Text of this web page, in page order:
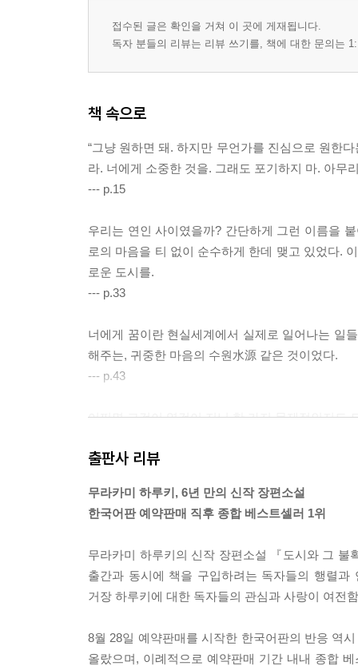
접수된 글은 확인을 거쳐 이 곳에 게재됩니다.
독자 분들의 리뷰는 리뷰 쓰기를, 책에 대한 문의는
책 속으로
“그냥 원하면 돼. 하지만 무언가를 진심으로 원한
라. 너에게 소중한 것을. 그래도 포기하지 마. 아무
--- p.15
우리는 연인 사이였을까? 간단하게 그런 이름을
로의 마음을 티 없이 순수하게 한데 맺고 있었다.
로운 도시를.
--- p.33
너에게 꿈이란 현실세계에서 실제로 일어나는 일
해주는, 귀중한 마음의 수원水源 같은 것이었다.
--- p.43
어쩌면 그것이 영겁이 지닌 한 가지 문제점인지도
--- p.80
“가끔 내가 무언가의, 누군가의 그림자처럼 느껴
실체는 다른 어딘가에 있어. 지금 여기 있는 나는
시간은 몹시 느릿느릿하게, 그래도 결코 뒷걸음
아갈지언정 거꾸로 가는 법은 없다. 그것이 그때
--- p.137
출판사 리뷰
무라카미 하루키, 6년 만의 신작 장편소설
한국어판 예약판매 직후 종합 베스트셀러 1위
무라카미 하루키의 신작 장편소설 『도시와 그
출간과 동시에 책을 구입하려는 독자들의 행렬
거장 하루키에 대한 독자들의 관심과 사랑이 여전
8월 28일 예약판매를 시작한 한국어판의 반응 역
올랐으며, 이례적으로 예약판매 기간 내내 종합